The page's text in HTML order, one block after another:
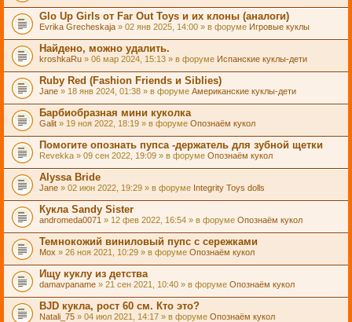
Glo Up Girls от Far Out Toys и их клоны (аналоги)
Evrika Grecheskaja » 02 янв 2025, 14:00 » в форуме Игровые куклы
Найдено, можно удалить.
kroshkaRu » 06 мар 2024, 15:13 » в форуме Испанские куклы-дети
Ruby Red (Fashion Friends и Siblies)
Jane » 18 янв 2024, 01:38 » в форуме Американские куклы-дети
Барбиобразная мини куколка
Galit » 19 ноя 2022, 18:19 » в форуме Опознаём кукол
Помогите опознать пупса -держатель для зубной щетки
Revekka » 09 сен 2022, 19:09 » в форуме Опознаём кукол
Alyssa Bride
Jane » 02 июн 2022, 19:29 » в форуме Integrity Toys dolls
Кукла Sandy Sister
andromeda0071 » 12 фев 2022, 16:54 » в форуме Опознаём кукол
Темнокожий виниловый пупс с сережками
Mox » 26 ноя 2021, 10:29 » в форуме Опознаём кукол
Ищу куклу из детства
damavpaname » 21 сен 2021, 10:40 » в форуме Опознаём кукол
BJD кукла, рост 60 см. Кто это?
Natali_75 » 04 июл 2021, 14:17 » в форуме Опознаём кукол